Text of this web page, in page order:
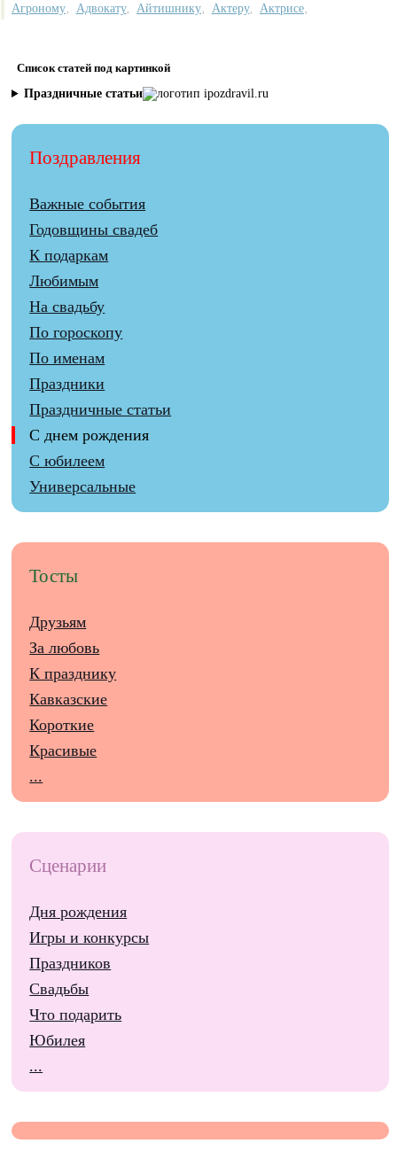
Агроному Адвокату Айтишнику Актеру Актрисе
Список статей под картинкой
Праздничные статьи
Поздравления
Важные события
Годовщины свадеб
К подаркам
Любимым
На свадьбу
По гороскопу
По именам
Праздники
Праздничные статьи
С днем рождения
С юбилеем
Универсальные
Тосты
Друзьям
За любовь
К празднику
Кавказские
Короткие
Красивые
...
Сценарии
Дня рождения
Игры и конкурсы
Праздников
Свадьбы
Что подарить
Юбилея
...